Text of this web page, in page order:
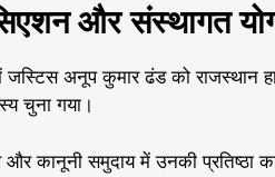
और संस्थागत
जस्टिस अनूप कुमार ढंड को राजस्थान
चुना गया।
कानूनी समुदाय में उनकी प्रतिष्ठा